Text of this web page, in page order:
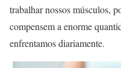
trabalhar nossos músculos,
compensem a enorme
enfrentamos diariamente.